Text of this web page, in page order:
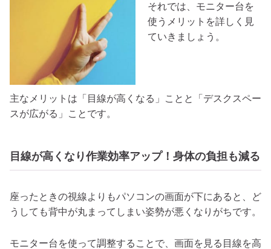
それでは、モニター台を
使うメリットを詳しく見
ていきましょう。
主なメリットは「目線が高くなる」ことと「デスクスペー
スが広がる」ことです。
目線が高くなり作業効率アップ！身体の負担も減る
座ったときの視線よりもパソコンの画面が下にあると、ど
うしても背中が丸まってしまい姿勢が悪くなりがちです。
モニター台を使って調整することで、画面を見る目線を高